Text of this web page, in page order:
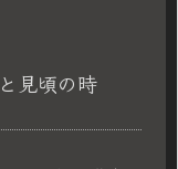
見頃の時